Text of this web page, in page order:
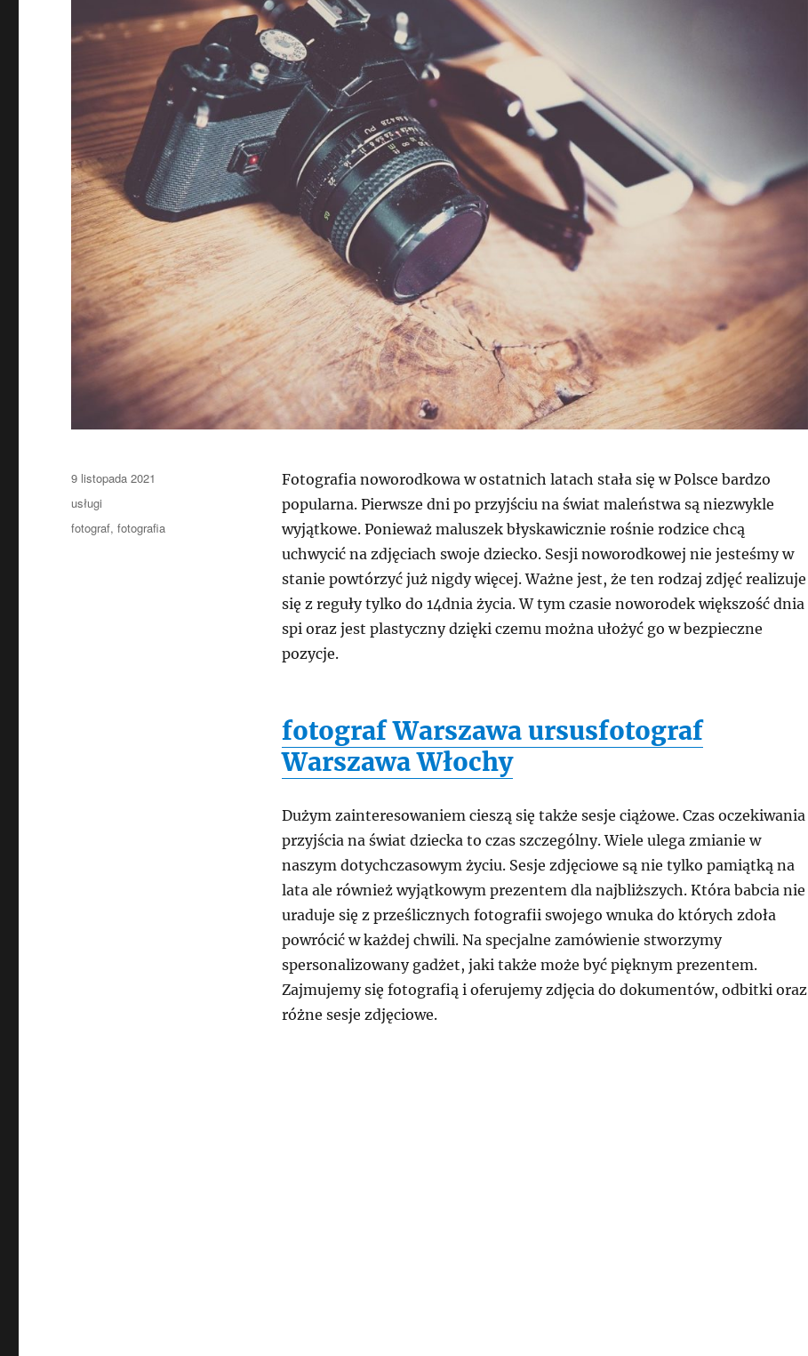
Fotografia noworodkowa w ostatnich latach stała się w Polsce bardzo
popularna. Pierwsze dni po przyjściu na świat maleństwa są niezwykle
wyjątkowe. Ponieważ maluszek błyskawicznie rośnie rodzice chcą
uchwycić na zdjęciach swoje dziecko. Sesji noworodkowej nie jesteśmy w
stanie powtórzyć już nigdy więcej. Ważne jest, że ten rodzaj zdjęć realizuje
się z reguły tylko do 14dnia życia. W tym czasie noworodek większość dnia
spi oraz jest plastyczny dzięki czemu można ułożyć go w bezpieczne
pozycje.
fotograf Warszawa ursusfotograf
Warszawa Włochy
Dużym zainteresowaniem cieszą się także sesje ciążowe. Czas oczekiwania
przyjścia na świat dziecka to czas szczególny. Wiele ulega zmianie w
naszym dotychczasowym życiu. Sesje zdjęciowe są nie tylko pamiątką na
lata ale również wyjątkowym prezentem dla najbliższych. Która babcia nie
uraduje się z prześlicznych fotografii swojego wnuka do których zdoła
powrócić w każdej chwili. Na specjalne zamówienie stworzymy
spersonalizowany gadżet, jaki także może być pięknym prezentem.
Zajmujemy się fotografią i oferujemy zdjęcia do dokumentów, odbitki oraz
różne sesje zdjęciowe.
Data
publikacji
9 listopada 2021
Kategorie
usługi
Tagi
fotograf,fotografia